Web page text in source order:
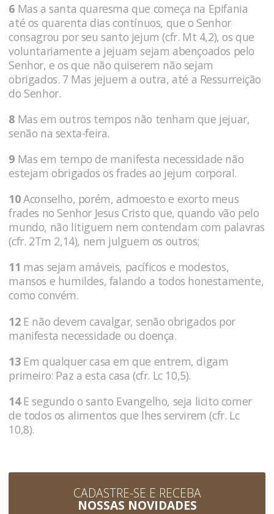
6 Mas a santa quaresma que começa na Epifania
até os quarenta dias contínuos, que o Senhor
consagrou por seu santo jejum (cfr. Mt 4,2), os que
voluntariamente a jejuam sejam abençoados pelo
Senhor, e os que não quiserem não sejam
obrigados. 7 Mas jejuem a outra, até a Ressurreição
do Senhor.
8 Mas em outros tempos não tenham que jejuar,
senão na sexta-feira.
9 Mas em tempo de manifesta necessidade não
estejam obrigados os frades ao jejum corporal.
10Aconselho, porém, admoesto e exorto meus
frades no Senhor Jesus Cristo que, quando vão pelo
mundo, não litiguem nem contendam com palavras
(cfr. 2Tm 2,14), nem julguem os outros;
11 mas sejam amáveis, pacíficos e modestos,
mansos e humildes, falando a todos honestamente,
como convém.
12E não devem cavalgar, senão obrigados por
manifesta necessidade ou doença.
13Em qualquer casa em que entrem, digam
primeiro: Paz a esta casa (cfr. Lc 10,5).
14E segundo o santo Evangelho, seja licito comer
de todos os alimentos que lhes servirem (cfr. Lc
10,8).
CADASTRE-SE E RECEBA
NOSSAS NOVIDADES